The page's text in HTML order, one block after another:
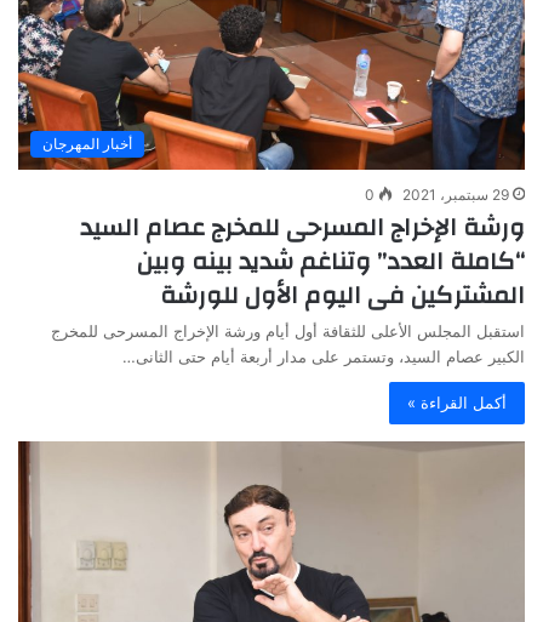
أخبار المهرجان
29 سبتمبر، 2021 0
ورشة الإخراج المسرحى للمخرج عصام السيد
“كاملة العدد” وتناغم شديد بينه وبين
المشتركين فى اليوم الأول للورشة
استقبل المجلس الأعلى للثقافة أول أيام ورشة الإخراج المسرحى للمخرج
الكبير عصام السيد، وتستمر على مدار أربعة أيام حتى الثانى…
أكمل القراءة »